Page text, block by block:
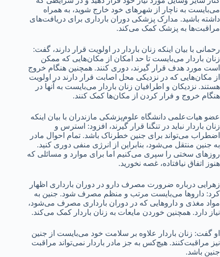
می‌بایست به ناچار از شهرهای خود خارج شوید، به همراه
داشته باشید. مدارک پزشکی دوران بارداری برای دریافت‌های
مراقبت‌ها به پزشک کمک می‌کند.
رحمانی با بیان اینکه زنان باردار در اولویت قرار دارند، گفت:
زنان باردار می‌بایست تا حد امکان از مکان‌هایی که ممکن
است مورد هدف قرار گیرند، دوری کنند. همچنین هنگام خروج
از مکان‌هایی که در نزدیکی محل اصابت قرار دارند در اولویت
هستند. نزدیکان و اطرافیان زنان باردار می‌بایست به آنها در
هنگام خروج و فرار کردن از مکان‌ها کمک کنند.
عضو هیات‌علمی دانشگاه علوم‌پزشکی مازندران با بیان اینکه
زنان باردار نباید در تنگنا قرار گیرند، افزود: استرس و
اضطراب می‌تواند برای جنین خطرناک باشد. تمام احوال مادر
به جنین منتقل می‌شود، بنابراین از انرژی منفی دوری کنید.
روزهای سختی را سپری می‌کنیم اما برای موارد و مسائلی که
هنوز اتفاق نیافتاده، غصه نخورید.
زهرایی درباره ضرورت مصرف دارو در دوران بارداری اظهار
کرد: داروها می‌بایست مرتب و منظم مصرف شود. جنین به
مواد مغذی و داروهایی که در دوران بارداری مصرف می‌شود،
نیاز دارد. همچنین خوردن مایعات به زنان باردار کمک می‌کند.
او گفت: زنان باردار علاوه بر سلامت خود می‌بایست از جنین
نیز مراقبت‌کنند. هیچ‌کس به جز مادر باردار نمی‌تواند مراقبت
جنین باشد.